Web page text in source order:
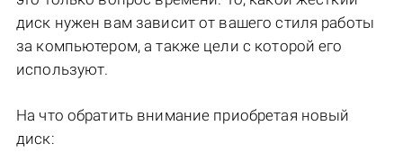
диск нужен вам зависит от вашего стиля работы
за компьютером, а также цели с которой его
используют.
На что обратить внимание приобретая новый
диск: